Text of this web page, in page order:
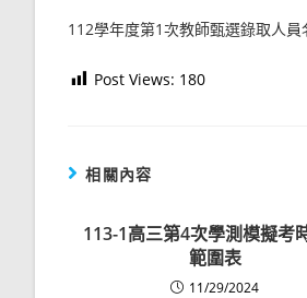
112學年度第1次教師甄選錄取人員
Post Views: 180
相關內容
113-1高三第4次學測模擬考
範圍表
11/29/2024